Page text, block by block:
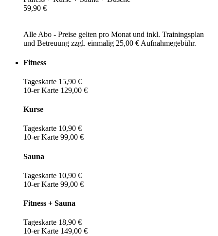
59,90 €
Alle Abo - Preise gelten pro Monat und inkl. Trainingsplan
und Betreuung zzgl. einmalig 25,00 € Aufnahmegebühr.
Fitness
Tageskarte 15,90 €
10-er Karte 129,00 €
Kurse
Tageskarte 10,90 €
10-er Karte 99,00 €
Sauna
Tageskarte 10,90 €
10-er Karte 99,00 €
Fitness + Sauna
Tageskarte 18,90 €
10-er Karte 149,00 €